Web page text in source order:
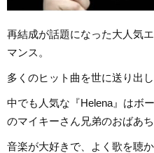
再結成が話題になった大人気
マンス。
多くのヒット曲を世に送り出し
中でも人気な『Helena』はボ
のマイキーさん兄弟のおばあ
音楽が大好きで、よく歌を聴